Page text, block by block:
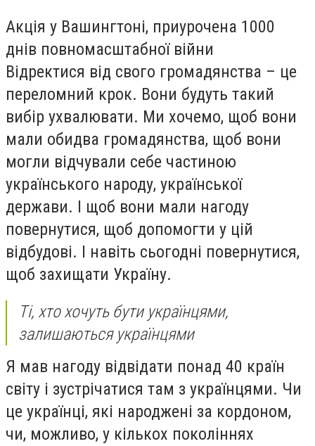
Акція у Вашингтоні, приурочена 1000
днів повномасштабної війни
Відректися від свого громадянства – це
переломний крок. Вони будуть такий
вибір ухвалювати. Ми хочемо, щоб вони
мали обидва громадянства, щоб вони
могли відчували себе частиною
українського народу, української
держави. І щоб вони мали нагоду
повернутися, щоб допомогти у цій
відбудові. І навіть сьогодні повернутися,
щоб захищати Україну.
Ті, хто хочуть бути українцями,
залишаються українцями
Я мав нагоду відвідати понад 40 країн
світу і зустрічатися там з українцями. Чи
це українці, які народжені за кордоном,
чи, можливо, у кількох поколіннях